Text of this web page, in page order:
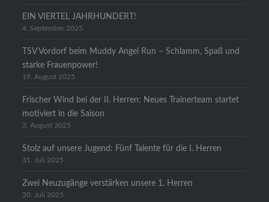
EIN VIERTEL JAHRHUNDERT!
4. September 2025
TSV Vordorf beim Muddy Angel Run – Schlamm, Spaß und
starke Frauenpower!
19. August 2025
Frischer Wind bei der II. Herren: Neues Trainerteam startet
motiviert in die Saison
3. August 2025
Stolz auf unsere Jugend: Fünf Talente für die I. Herren
31. Juli 2025
Zwei Neuzugänge verstärken unsere 1. Herren
30. Juli 2025